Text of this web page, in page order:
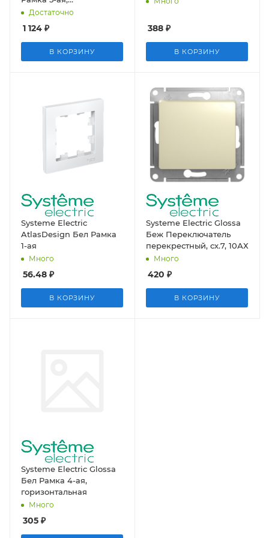
универсальная
Достаточно
1 124 ₽
В КОРЗИНУ
388 ₽
В КОРЗИНУ
Systeme Electric
AtlasDesign Бел Рамка
1-ая
Много
56.48 ₽
В КОРЗИНУ
Systeme Electric Glossa
Беж Переключатель
перекрестный, сх.7, 10АХ
Много
420 ₽
В КОРЗИНУ
Systeme Electric Glossa
Бел Рамка 4-ая,
горизонтальная
Много
305 ₽